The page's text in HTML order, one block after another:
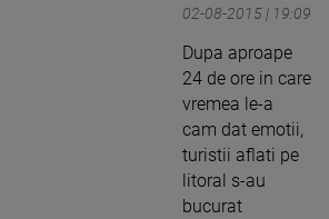
02-08-2015 | 19:09
Dupa aproape
24 de ore in care
vremea le-a
cam dat emotii,
turistii aflati pe
litoral s-au
bucurat